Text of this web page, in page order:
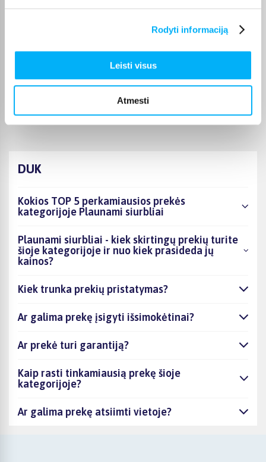
Rodyti informaciją
Leisti visus
Atmesti
Pirkėjų atsiliepimai apie prekes
Patvirtintas pirkėjas
DUK
Kokios TOP 5 perkamiausios prekės
kategorijoje Plaunami siurbliai
Plaunami siurbliai - kiek skirtingų prekių turite
šioje kategorijoje ir nuo kiek prasideda jų
kainos?
Kiek trunka prekių pristatymas?
Ar galima prekę įsigyti išsimokėtinai?
Ar prekė turi garantiją?
Kaip rasti tinkamiausią prekę šioje
kategorijoje?
Ar galima prekę atsiimti vietoje?